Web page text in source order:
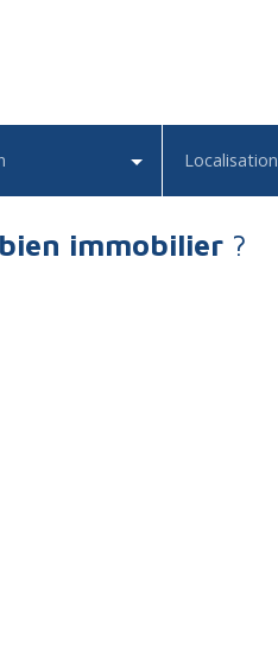
Localisation
bien immobilier ?